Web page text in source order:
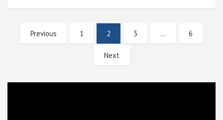
Paginación
Previous 1 2 3 … 6
Next